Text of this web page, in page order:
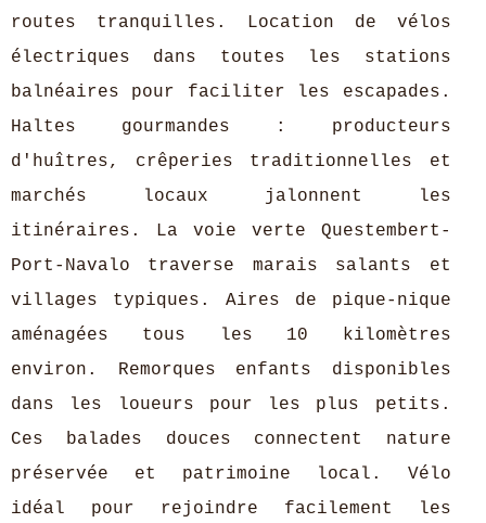
routes tranquilles. Location de vélos
électriques dans toutes les stations
balnéaires pour faciliter les escapades.
Haltes gourmandes : producteurs
d'huîtres, crêperies traditionnelles et
marchés locaux jalonnent les
itinéraires. La voie verte Questembert-
Port-Navalo traverse marais salants et
villages typiques. Aires de pique-nique
aménagées tous les 10 kilomètres
environ. Remorques enfants disponibles
dans les loueurs pour les plus petits.
Ces balades douces connectent nature
préservée et patrimoine local. Vélo
idéal pour rejoindre facilement les